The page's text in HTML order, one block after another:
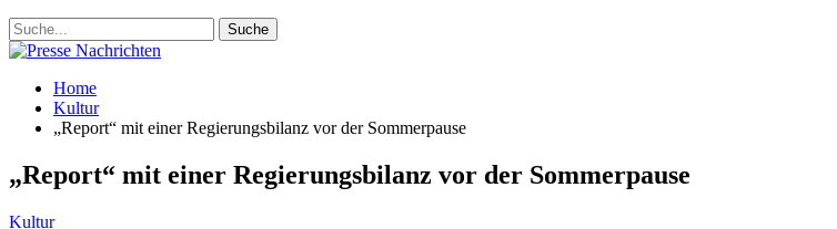
Home
Kultur
„Report“ mit einer Regierungsbilanz vor der Sommerpause
„Report“ mit einer Regierungsbilanz vor der Sommerpause
Kultur